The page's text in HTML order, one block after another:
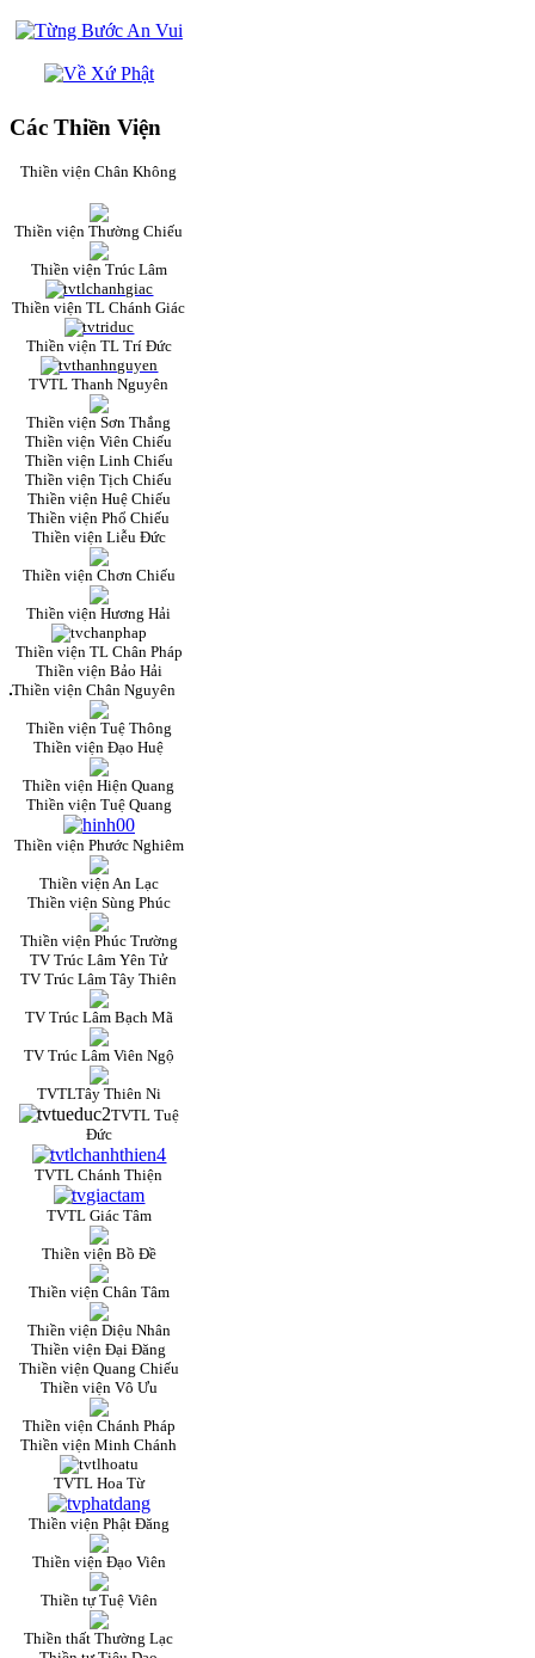
Các Thiền Viện
Thiền viện Chân Không
Thiền viện Thường Chiếu
Thiền viện Trúc Lâm
Thiền viện TL Chánh Giác
Thiền viện TL Trí Đức
TVTL Thanh Nguyên
Thiền viện Sơn Thắng
Thiền viện Viên Chiếu
Thiền viện Linh Chiếu
Thiền viện Tịch Chiếu
Thiền viện Huệ Chiếu
Thiền viện Phổ Chiếu
Thiền viện Liễu Đức
Thiền viện Chơn Chiếu
Thiền viện Hương Hải
Thiền viện TL Chân Pháp
Thiền viện Bảo Hải
Thiền viện Chân Nguyên
Thiền viện Tuệ Thông
Thiền viện Đạo Huệ
Thiền viện Hiện Quang
Thiền viện Tuệ Quang
Thiền viện Phước Nghiêm
Thiền viện An Lạc
Thiền viện Sùng Phúc
Thiền viện Phúc Trường
TV Trúc Lâm Yên Tử
TV Trúc Lâm Tây Thiên
TV Trúc Lâm Bạch Mã
TV Trúc Lâm Viên Ngộ
TVTLTây Thiên Ni
TVTL Tuệ
Đức
TVTL Chánh Thiện
TVTL Giác Tâm
Thiền viện Bồ Đề
Thiền viện Chân Tâm
Thiền viện Diệu Nhân
Thiền viện Đại Đăng
Thiền viện Quang Chiếu
Thiền viện Vô Ưu
Thiền viện Chánh Pháp
Thiền viện Minh Chánh
TVTL Hoa Từ
Thiền viện Phật Đăng
Thiền viện Đạo Viên
Thiền tự Tuệ Viên
Thiền thất Thường Lạc